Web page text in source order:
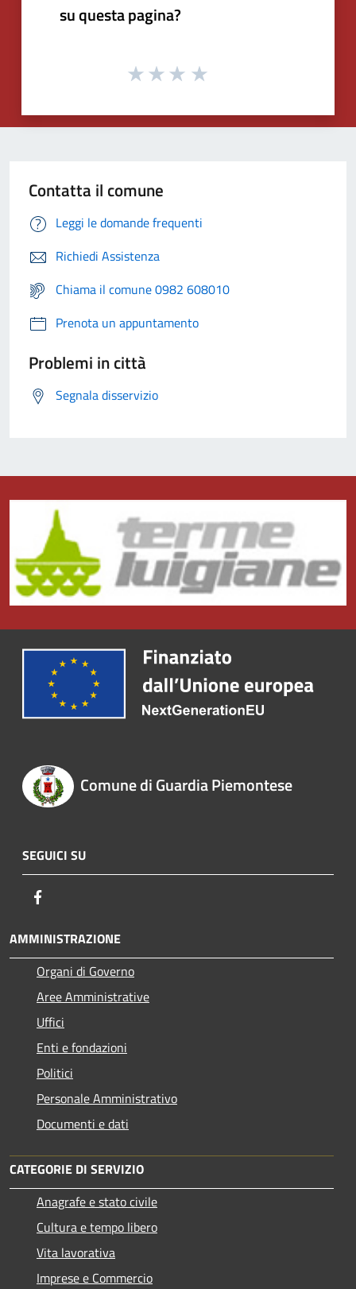
su questa pagina?
Contatta il comune
Leggi le domande frequenti
Richiedi Assistenza
Chiama il comune 0982 608010
Prenota un appuntamento
Problemi in città
Segnala disservizio
Comune di Guardia Piemontese
SEGUICI SU
AMMINISTRAZIONE
Organi di Governo
Aree Amministrative
Uffici
Enti e fondazioni
Politici
Personale Amministrativo
Documenti e dati
CATEGORIE DI SERVIZIO
Anagrafe e stato civile
Cultura e tempo libero
Vita lavorativa
Imprese e Commercio